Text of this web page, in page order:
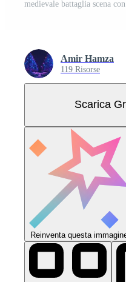
Amir Hamza
119 Risorse
Scarica
Reinventa questa